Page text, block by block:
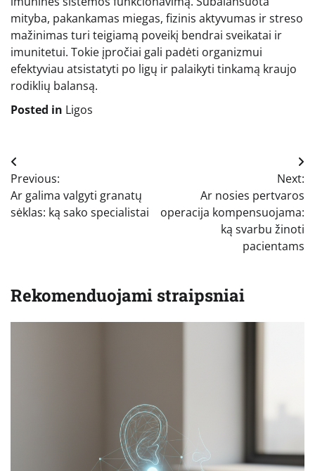
mityba, pakankamas miegas, fizinis aktyvumas ir streso
mažinimas turi teigiamą poveikį bendrai sveikatai ir
imunitetui. Tokie įpročiai gali padėti organizmui
efektyviau atsistatyti po ligų ir palaikyti tinkamą kraujo
rodiklių balansą.
Posted in Ligos
Navigacija
tarp
įrašų
Previous:
Ar galima valgyti granatų
sėklas: ką sako specialistai
Next:
Ar nosies pertvaros
operacija kompensuojama:
ką svarbu žinoti
pacientams
Rekomenduojami straipsniai